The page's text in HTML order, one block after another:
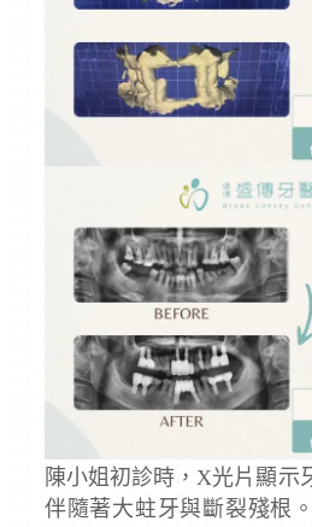
陳小姐初診時，X光片顯示
伴隨著大蛀牙與斷裂殘根